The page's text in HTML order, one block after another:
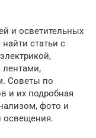
и осветительных
статьи с
Советы по
и их подробная
фото и
освещения.